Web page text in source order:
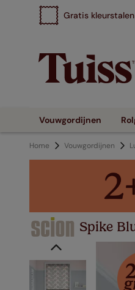
Gratis
Vouwgordijnen
Home Vouwgordijnen
Spike